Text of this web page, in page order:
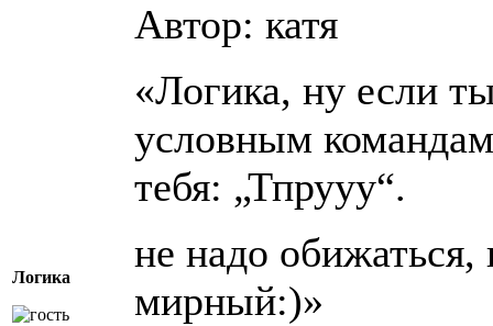
Логика
Автор: катя
«Логика, ну если
условным
тебя: „Тпрууу“.
не надо
мирный:)»